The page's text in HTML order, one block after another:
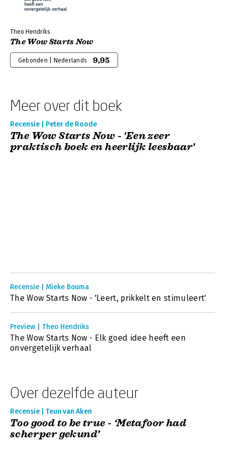
Theo Hendriks
The Wow Starts Now
Gebonden | Nederlands 9,95
Meer over dit boek
Recensie | Peter de Roode
The Wow Starts Now - 'Een zeer
praktisch boek en heerlijk leesbaar'
Recensie | Mieke Bouma
The Wow Starts Now - 'Leert, prikkelt en stimuleert'
Preview | Theo Hendriks
The Wow Starts Now - Elk goed idee heeft een
onvergetelijk verhaal
Over dezelfde auteur
Recensie | Teun van Aken
Too good to be true - ‘Metafoor had
scherper gekund’